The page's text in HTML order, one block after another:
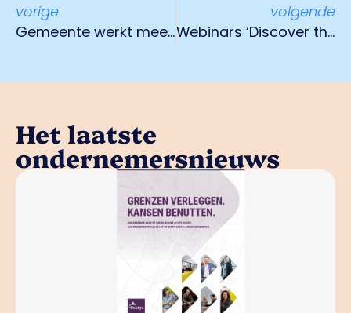
vorige
Gemeente werkt mee met snelle afwikkeling vergunningsaanvragen en bezwaarschriften
volgende
Webinars ‘Discover the Dutch-German Business World’
Het laatste
ondernemersnieuws